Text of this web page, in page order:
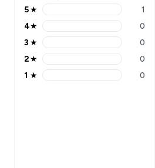
5 stars rating 1 reviews
5★ 1
4 stars rating 0 reviews
4★ 0
3 stars rating 0 reviews
3 ★ 0
2 stars rating 0 reviews
2★ 0
1 stars rating 0 reviews
1 ★ 0